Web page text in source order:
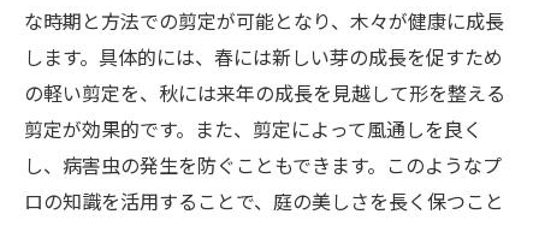
な時期と方法での剪定が可能となり、木々が健康に成長
します。具体的には、春には新しい芽の成長を促すため
の軽い剪定を、秋には来年の成長を見越して形を整える
剪定が効果的です。また、剪定によって風通しを良く
し、病害虫の発生を防ぐこともできます。このようなプ
ロの知識を活用することで、庭の美しさを長く保つこと